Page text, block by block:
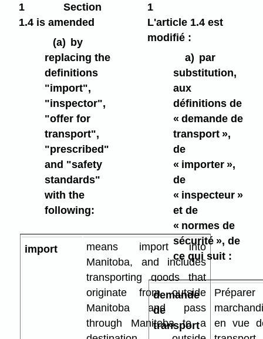
1
Section
1.4 is amended
(a) by
replacing the
definitions
"import",
"inspector",
"offer for
transport",
"prescribed"
and "safety
standards"
with the
following:
import
means import into
Manitoba, and includes
transporting goods that
originate from outside
Manitoba and pass
through Manitoba to a
1
L'article 1.4 est
modifié :
a) par
substitution,
aux
définitions de
« demande de
transport »,
de
« importer »,
de
« inspecteur »
et de
« normes de
sécurité », de
ce qui suit :
demande
de
transport
en vue